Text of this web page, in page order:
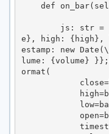
e}, high: {high},
estamp: new
lume: {volume}
ormat(